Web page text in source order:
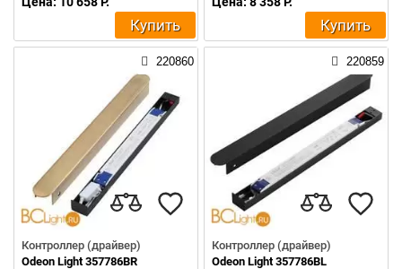
Купить Купить
220860
Контроллер (драйвер)
Odeon Light 357786BR
220859
Контроллер (драйвер)
Odeon Light 357786BL